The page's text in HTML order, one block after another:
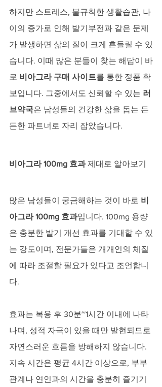
하지만 스트레스, 불규칙한 생활습관, 나
이의 증가로 인해 발기부전과 같은 문제
가 발생하면 삶의 질이 크게 흔들릴 수 있
습니다. 이때 많은 분들이 찾는 해답이 바
로 비아그라 구매 사이트를 통한 정품 확
보입니다. 그중에서도 신뢰할 수 있는 러
브약국은 남성들의 건강한 삶을 돕는 든
든한 파트너로 자리 잡았습니다.
비아그라 100mg 효과 제대로 알아보기
많은 남성들이 궁금해하는 것이 바로 비
아그라 100mg 효과입니다. 100mg 용량
은 충분한 발기 개선 효과를 기대할 수 있
는 강도이며, 전문가들은 개개인의 체질
에 따라 조절할 필요가 있다고 조언합니
다.
효과는 복용 후 30분~1시간 이내에 나타
나며, 성적 자극이 있을 때만 발현되므로
자연스러운 흐름을 방해하지 않습니다.
지속 시간은 평균 4시간 이상으로, 부부
관계나 연인과의 시간을 충분히 즐기기